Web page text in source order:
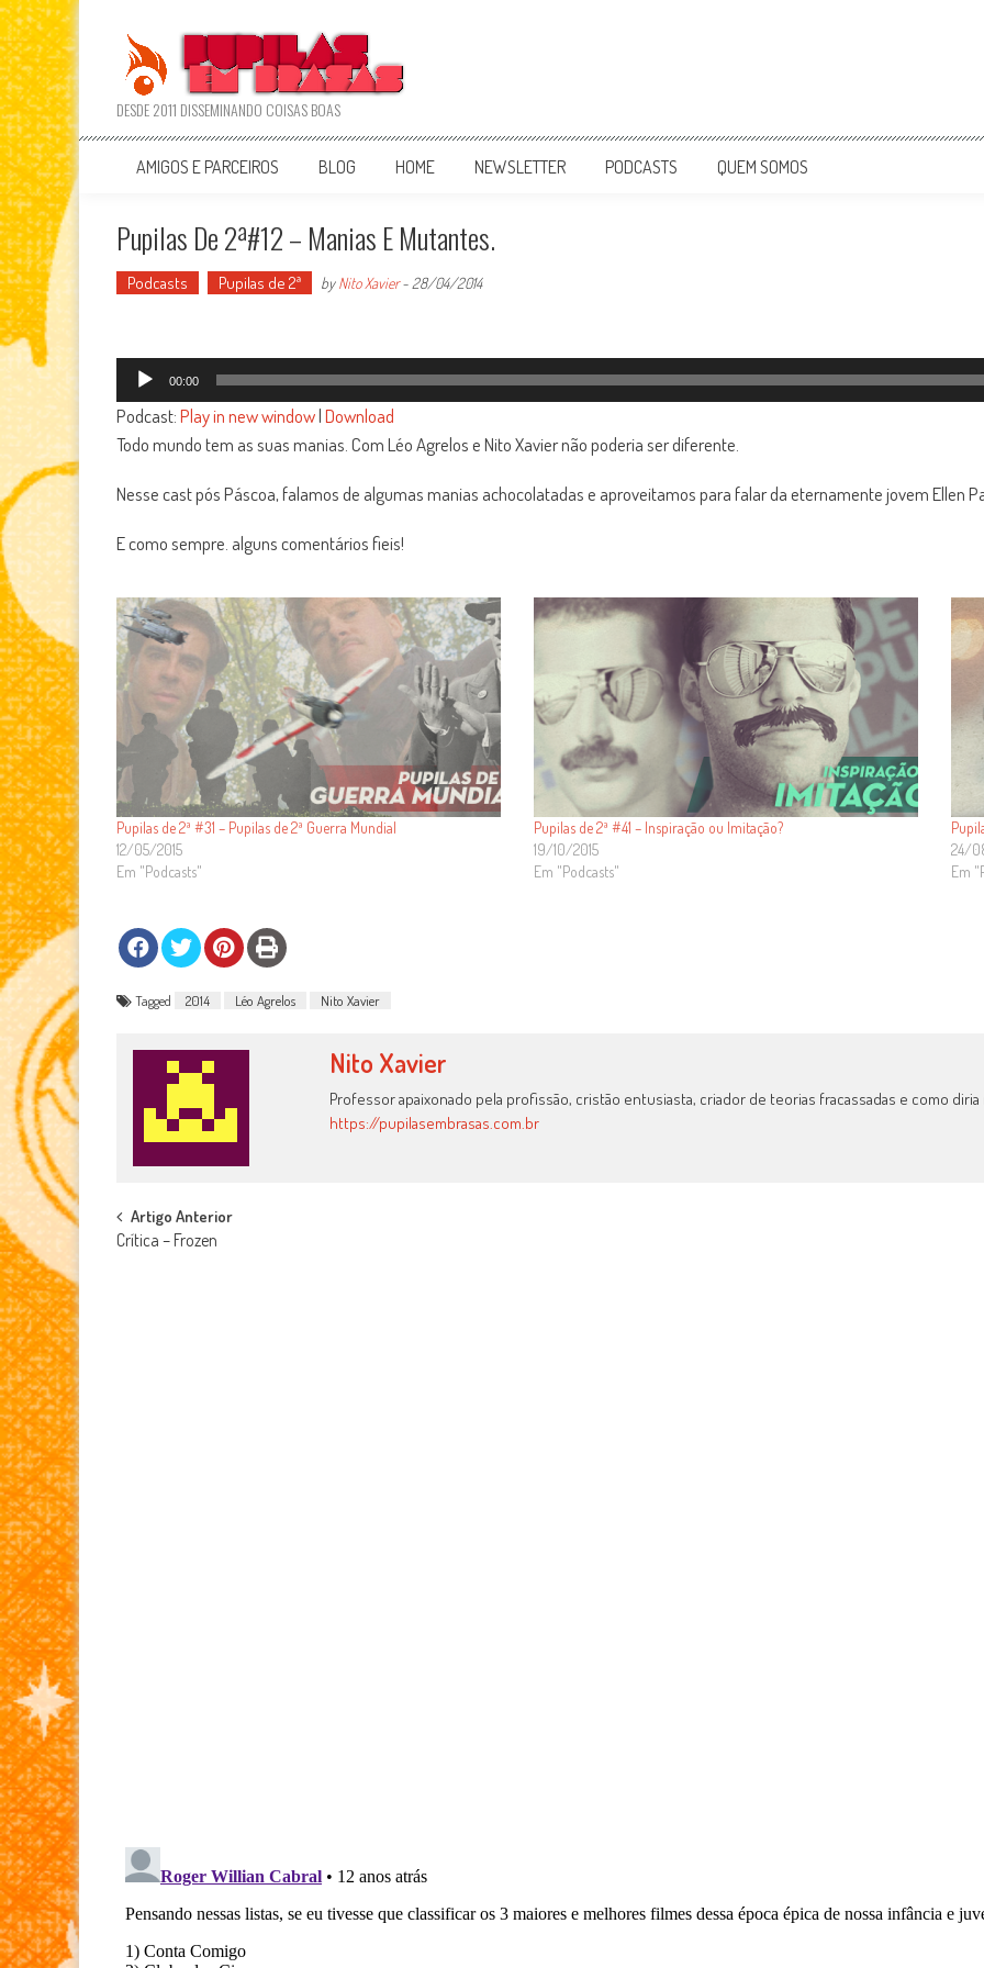
Skip
content
DESDE 2011 DISSEMINANDO COISAS BOAS
AMIGOS E PARCEIROS BLOG HOME NEWSLETTER PODCASTS QUEM SOMOS
Pupilas De 2ª#12 – Manias E Mutantes.
Podcasts Pupilas de 2ª byNito Xavier- 28/04/2014
Tocador
de
áudio
00:00
Podcast:Play in new window|Download
Todo mundo tem as suas manias. Com Léo Agrelos e Nito Xavier não poderia ser diferente.
Nesse cast pós Páscoa, falamos de algumas manias achocolatadas e aproveitamos para falar da eternamente jovem Ellen
E como sempre. alguns comentários fieis!
Pupilas de 2ª #31 – Pupilas de 2ª Guerra Mundial
12/05/2015
Em "Podcasts"
Pupilas de 2ª #41 – Inspiração ou Imitação?
19/10/2015
Em "Podcasts"
24/
Em
Tagged 2014 Léo Agrelos Nito Xavier
Nito Xavier
Professor apaixonado pela profissão, cristão entusiasta, criador de teorias fracassadas e como
https://pupilasembrasas.com.br
Post
Artigo Anterior
Crítica – Frozen